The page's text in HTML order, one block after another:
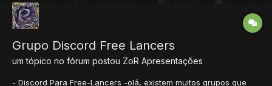
Grupo Discord Free Lancers
um tópico no fórum postou ZoR Apresentações
- Discord Para Free-Lancers -olá, existem muitos grupos que